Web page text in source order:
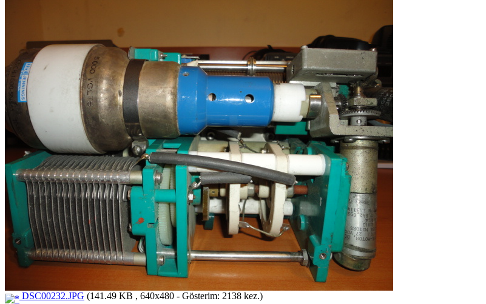
DSC00232.JPG (141.49 KB , 640x480 - Gösterim: 2138 kez.)